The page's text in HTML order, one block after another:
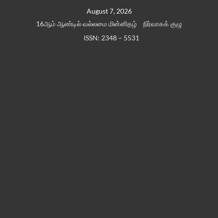
August 7, 2026
16ஆம் ஆண்டில் வல்லமை மின்னிதழ்
நிர்வாகக் குழு
ISSN: 2348 – 5531